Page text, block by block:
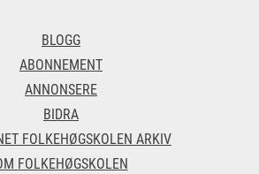
BLOGG
ABONNEMENT
ANNONSERE
BIDRA
FOLKEHØGSKOLEN ARKIV
FOLKEHØGSKOLEN